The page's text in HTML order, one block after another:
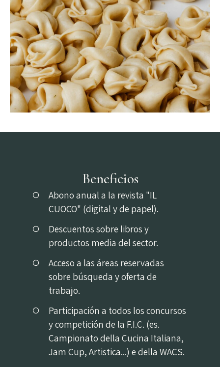
Beneficios
Abono anual a la revista "IL
CUOCO" (digital y de papel).
Descuentos sobre libros y
productos media del sector.
Acceso a las áreas reservadas
sobre búsqueda y oferta de
trabajo.
Participación a todos los concursos
y competición de la F.I.C. (es.
Campionato della Cucina Italiana,
Jam Cup, Artistica...) e della WACS.